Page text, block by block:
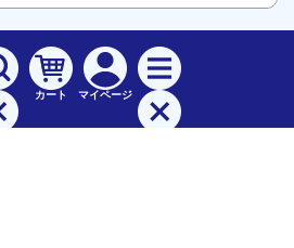
カート マイページ